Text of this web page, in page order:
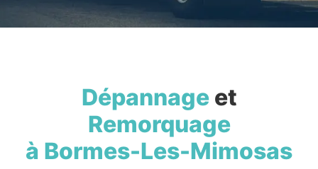
Dépannageet
Remorquage
à Bormes-Les-Mimosas